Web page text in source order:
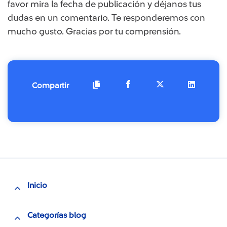
favor mira la fecha de publicación y déjanos tus
dudas en un comentario. Te responderemos con
mucho gusto. Gracias por tu comprensión.
Compartir
Inicio
Categorías blog